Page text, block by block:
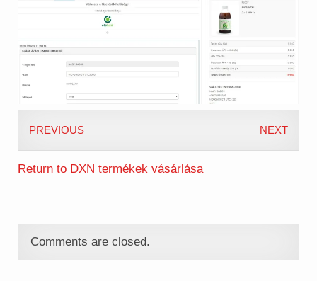
PREVIOUS NEXT
Return to DXN termékek vásárlása
Comments are closed.